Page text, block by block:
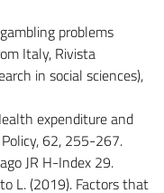
problems
Italy, Rivista
in social sciences),
expenditure and
62, 255-267.
JR H-Index 29.
L. (2019). Factors that